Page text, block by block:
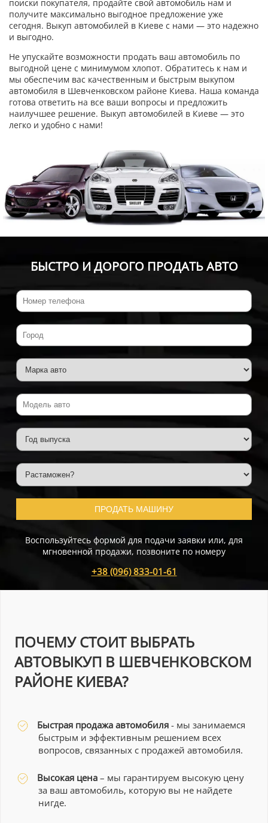
поиски покупателя, продайте свой автомобиль нам и
получите максимально выгодное предложение уже
сегодня. Выкуп автомобилей в Киеве с нами — это надежно
и выгодно.
Не упускайте возможности продать ваш автомобиль по
выгодной цене с минимумом хлопот. Обратитесь к нам и
мы обеспечим вас качественным и быстрым выкупом
автомобиля в Шевченковском районе Киева. Наша команда
готова ответить на все ваши вопросы и предложить
наилучшее решение. Выкуп автомобилей в Киеве — это
легко и удобно с нами!
БЫСТРО И ДОРОГО ПРОДАТЬ АВТО
ПРОДАТЬ МАШИНУ
Воспользуйтесь формой для подачи заявки или, для
мгновенной продажи, позвоните по номеру
+38 (096) 833-01-61
ПОЧЕМУ СТОИТ ВЫБРАТЬ
АВТОВЫКУП В ШЕВЧЕНКОВСКОМ
РАЙОНЕ КИЕВА?
Быстрая продажа автомобиля- мы занимаемся
быстрым и эффективным решением всех
вопросов, связанных с продажей автомобиля.
Высокая цена– мы гарантируем высокую цену
за ваш автомобиль, которую вы не найдете
нигде.